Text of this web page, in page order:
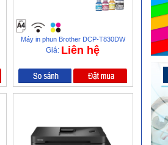
Máy in phun Brother DCP-T830DW
Giá: Liên hệ